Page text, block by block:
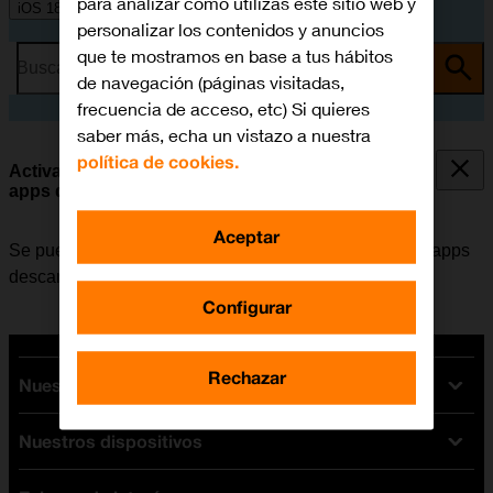
iOS 18
Busca por problema o tema
Activar o desactivar el permiso de rastreo en las
apps descargadas
Se puede activar o desactivar el permiso para que las apps
descargadas rastreen la actividad del usuario.
Nuestras tarifas
Tarifas Orange
Tarifas fibra y móvil
Nuestros dispositivos
personalizar los contenidos y anuncios
que te mostramos en base a tus hábitos
de navegación (páginas visitadas,
frecuencia de acceso, etc) Si quieres
saber más, echa un vistazo a nuestra
política de cookies.
Configurar
Rechazar
Aceptar